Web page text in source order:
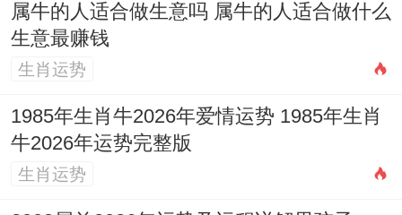
属牛的人适合做生意吗 属牛的人适合做什么
生意最赚钱
生肖运势
1985年生肖牛2026年爱情运势 1985年生肖
牛2026年运势完整版
生肖运势